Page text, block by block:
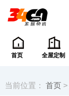
首页 全屋定制
当前位置： 首页 >